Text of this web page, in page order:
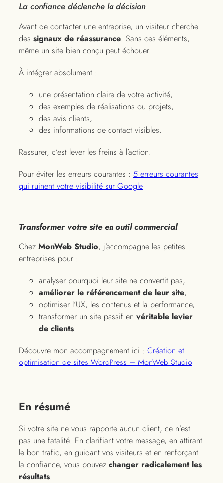
La confiance déclenche la décision
Avant de contacter une entreprise, un visiteur cherche
des signaux de réassurance. Sans ces éléments,
même un site bien conçu peut échouer.
À intégrer absolument :
une présentation claire de votre activité,
des exemples de réalisations ou projets,
des avis clients,
des informations de contact visibles.
Rassurer, c’est lever les freins à l’action.
Pour éviter les erreurs courantes : 5 erreurs courantes
qui ruinent votre visibilité sur Google
Transformer votre site en outil commercial
Chez MonWeb Studio, j’accompagne les petites
entreprises pour :
analyser pourquoi leur site ne convertit pas,
améliorer le référencement de leur site,
optimiser l’UX, les contenus et la performance,
transformer un site passif en véritable levier
de clients.
Découvre mon accompagnement ici : Création et
optimisation de sites WordPress – MonWeb Studio
En résumé
Si votre site ne vous rapporte aucun client, ce n’est
pas une fatalité. En clarifiant votre message, en attirant
le bon trafic, en guidant vos visiteurs et en renforçant
la confiance, vous pouvez changer radicalement les
résultats.